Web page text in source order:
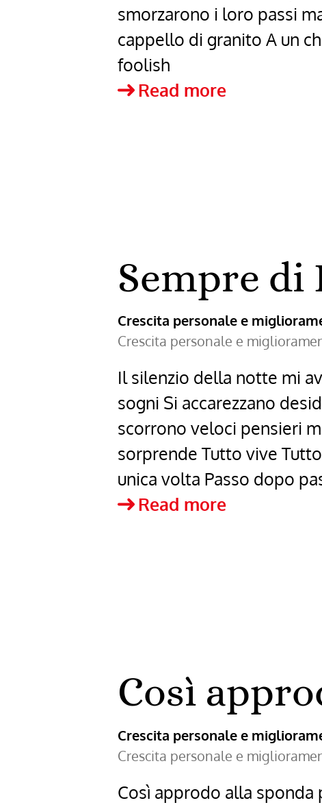
smorzarono i loro passi
cappello di granito A un
foolish
Read moreE
di
Emily
Dickinson
Sempre di
Crescita personale e
Crescita personale e
Il silenzio della notte mi
sogni Si accarezzano
scorrono veloci pensieri
sorprende Tutto vive
unica volta Passo dopo
Read moreSempre
Così
Crescita personale e
Crescita personale e
Così approdo alla